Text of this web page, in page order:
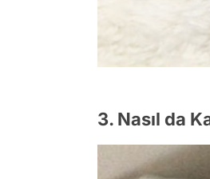
3. Nasıl da